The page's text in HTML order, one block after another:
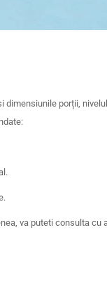
porții,
va puteti consulta cu